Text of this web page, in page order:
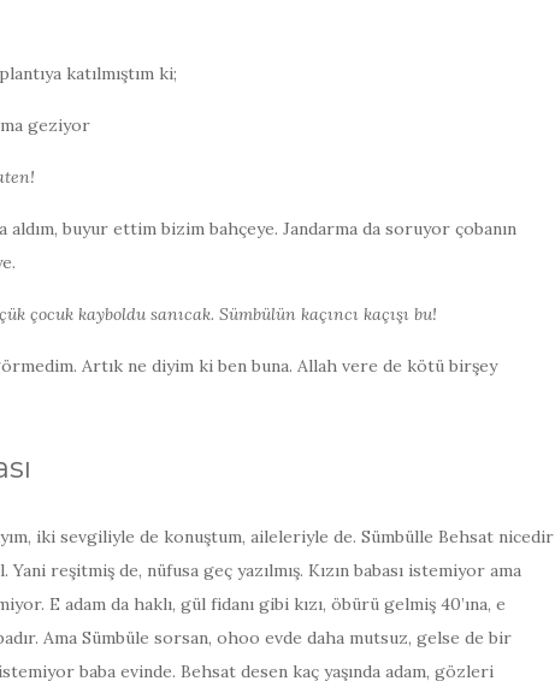
katılmıştım ki;
geziyor
aldım, buyur ettim bizim bahçeye. Jandarma da soruyor çobanın
çocuk kayboldu sanıcak. Sümbülün kaçıncı kaçışı bu!
Artık ne diyim ki ben buna. Allah vere de kötü birşey
iki sevgiliyle de konuştum, aileleriyle de. Sümbülle Behsat nicedir
reşitmiş de, nüfusa geç yazılmış. Kızın babası istemiyor ama
E adam da haklı, gül fidanı gibi kızı, öbürü gelmiş 40’ına, e
Ama Sümbüle sorsan, ohoo evde daha mutsuz, gelse de bir
baba evinde. Behsat desen kaç yaşında adam, gözleri